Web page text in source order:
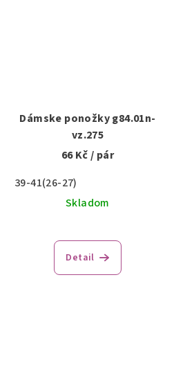
Dámske ponožky g84.01n-
vz.275
66 Kč/ pár
39-41(26-27)
Skladom
Detail